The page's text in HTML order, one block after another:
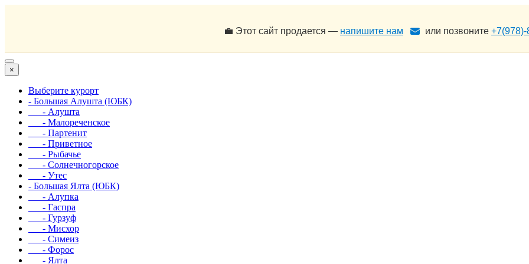
💼 Этот сайт продается — напишите нам или позвоните
×
Выберите курорт
- Большая Алушта (ЮБК)
- Алушта
- Малореченское
- Партенит
- Приветное
- Рыбачье
- Солнечногорское
- Утес
- Большая Ялта (ЮБК)
- Алупка
- Гаспра
- Гурзуф
- Мисхор
- Симеиз
- Форос
- Ялта